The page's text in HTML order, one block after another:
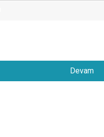
Devam